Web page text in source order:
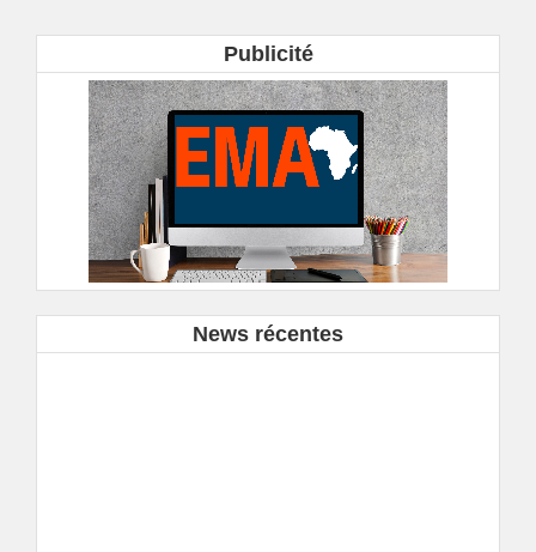
Publicité
News récentes